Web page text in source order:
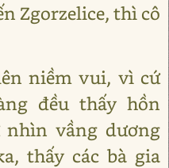
Zgorzelice, thì cô
niềm vui, vì cứ
đều thấy hồn
vầng dương
thấy các bà gia